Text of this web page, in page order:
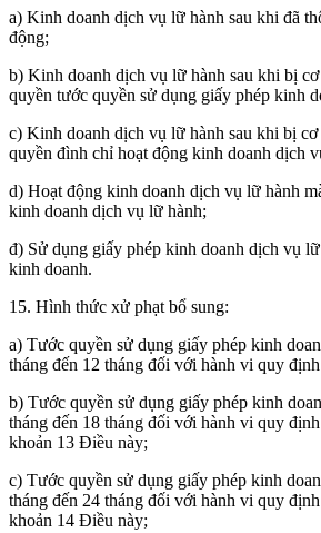
a) Kinh doanh dịch vụ lữ hành sau khi đã
động;
b) Kinh doanh dịch vụ lữ hành sau khi bị
quyền tước quyền sử dụng giấy phép kinh
c) Kinh doanh dịch vụ lữ hành sau khi bị
quyền đình chỉ hoạt động kinh doanh dịch
d) Hoạt động kinh doanh dịch vụ lữ hành
kinh doanh dịch vụ lữ hành;
đ) Sử dụng giấy phép kinh doanh dịch vụ
kinh doanh.
15. Hình thức xử phạt bổ sung:
a) Tước quyền sử dụng giấy phép kinh
tháng đến 12 tháng đối với hành vi quy
b) Tước quyền sử dụng giấy phép kinh
tháng đến 18 tháng đối với hành vi quy
khoản 13 Điều này;
c) Tước quyền sử dụng giấy phép kinh
tháng đến 24 tháng đối với hành vi quy
khoản 14 Điều này;